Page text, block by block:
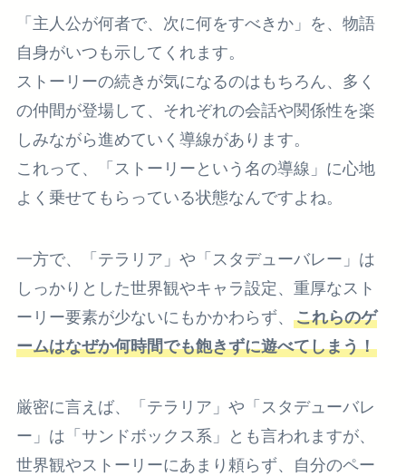
「主人公が何者で、次に何をすべきか」を、物語
自身がいつも示してくれます。
ストーリーの続きが気になるのはもちろん、多く
の仲間が登場して、それぞれの会話や関係性を楽
しみながら進めていく導線があります。
これって、「ストーリーという名の導線」に心地
よく乗せてもらっている状態なんですよね。
一方で、「テラリア」や「スタデューバレー」は
しっかりとした世界観やキャラ設定、重厚なスト
ーリー要素が少ないにもかかわらず、 これらのゲ
ームはなぜか何時間でも飽きずに遊べてしまう！
厳密に言えば、「テラリア」や「スタデューバレ
ー」は「サンドボックス系」とも言われますが、
世界観やストーリーにあまり頼らず、自分のペー